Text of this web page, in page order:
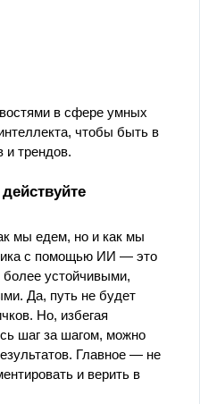
в сфере умных
чтобы быть в
и трендов.
мы едем, но и как мы
с помощью ИИ — это
устойчивыми,
Да, путь не будет
Но, избегая
шаг за шагом, можно
Главное — не
и верить в